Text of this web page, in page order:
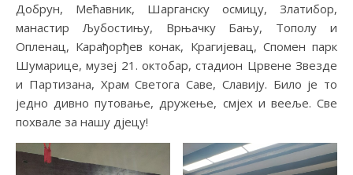
Добрун, Мећавник, Шарганску осмицу, Златибор,
манастир Љубостињу, Врњачку Бању, Тополу и
Опленац, Карађорђев конак, Крагијевац, Спомен парк
Шумарице, музеј 21. октобар, стадион Црвене Звезде
и Партизана, Храм Светога Саве, Славију. Било је то
једно дивно путовање, дружење, смјех и вееље. Све
похвале за нашу дјецу!